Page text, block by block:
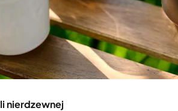
nierdzewnej